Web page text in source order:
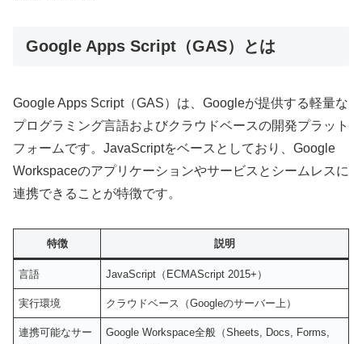
Google Apps Script（GAS）とは
Google Apps Script（GAS）は、Googleが提供する軽量な
プログラミング言語およびクラウドベースの開発プラット
フォームです。JavaScriptをベースとしており、Google
Workspaceのアプリケーションやサービスとシームレスに
連携できることが特徴です。
特徴 説明
言語 JavaScript（ECMAScript 2015+）
実行環境 クラウドベース（Googleのサーバー上）
連携可能なサー
Google Workspace全般（Sheets, Docs, Forms,